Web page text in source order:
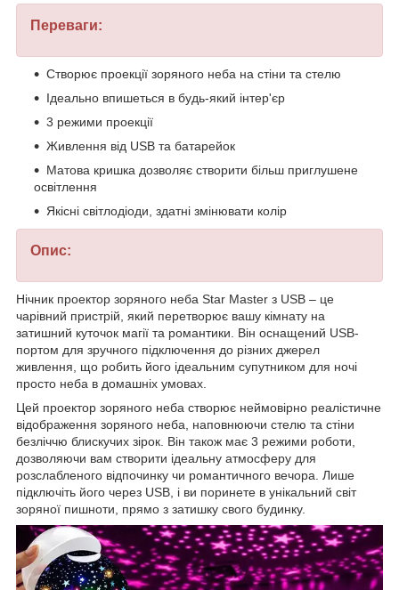
Переваги:
Створює проекції зоряного неба на стіни та стелю
Ідеально впишеться в будь-який інтер'єр
3 режими проекції
Живлення від USB та батарейок
Матова кришка дозволяє створити більш приглушене
освітлення
Якісні світлодіоди, здатні змінювати колір
Опис:
Нічник проектор зоряного неба Star Master з USB – це
чарівний пристрій, який перетворює вашу кімнату на
затишний куточок магії та романтики. Він оснащений USB-
портом для зручного підключення до різних джерел
живлення, що робить його ідеальним супутником для ночі
просто неба в домашніх умовах.
Цей проектор зоряного неба створює неймовірно реалістичне
відображення зоряного неба, наповнюючи стелю та стіни
безліччю блискучих зірок. Він також має 3 режими роботи,
дозволяючи вам створити ідеальну атмосферу для
розслабленого відпочинку чи романтичного вечора. Лише
підключіть його через USB, і ви поринете в унікальний світ
зоряної пишноти, прямо з затишку свого будинку.